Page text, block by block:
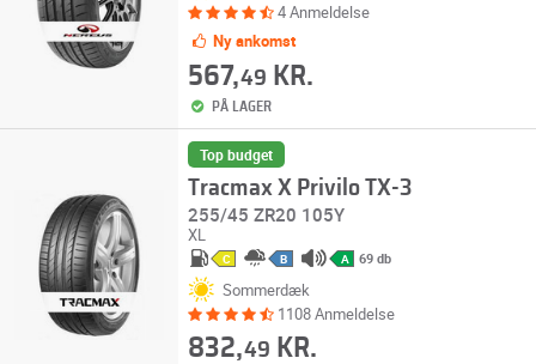
4 Anmeldelse
Ny ankomst
567,49 KR.
PÅ LAGER
Top budget
Tracmax X Privilo TX-3
255/45 ZR20 105Y
XL
C B A 69 db
Sommerdæk
1108 Anmeldelse
832,49 KR.